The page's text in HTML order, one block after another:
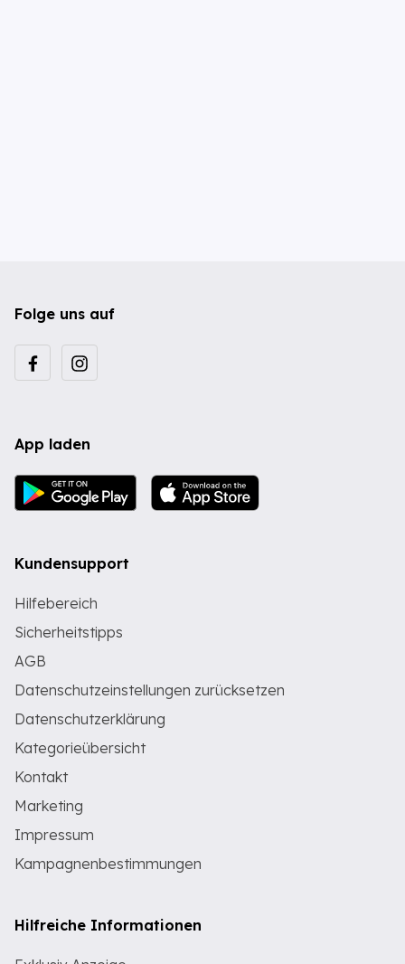
Folge uns auf
App laden
Kundensupport
Hilfebereich
Sicherheitstipps
AGB
Datenschutzeinstellungen zurücksetzen
Datenschutzerklärung
Kategorieübersicht
Kontakt
Marketing
Impressum
Kampagnenbestimmungen
Hilfreiche Informationen